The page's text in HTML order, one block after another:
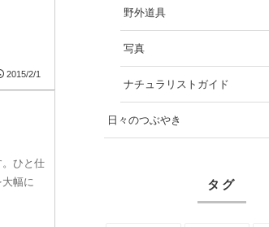
2015/2/1
ひと仕
幅に
野外道具
写真
ナチュラリストガイド
日々のつぶやき
タグ